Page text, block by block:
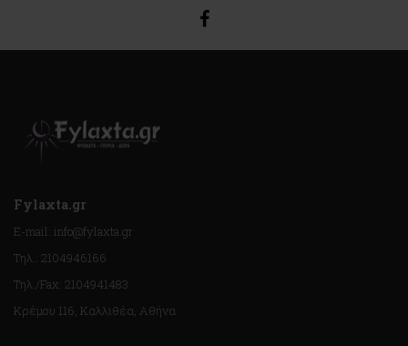
Fylaxta.gr
E-mail: info@fylaxta.gr
Τηλ.: 2104946166
Τηλ./Fax: 2104941483
Κρέμου 116, Καλλιθέα, Αθήνα